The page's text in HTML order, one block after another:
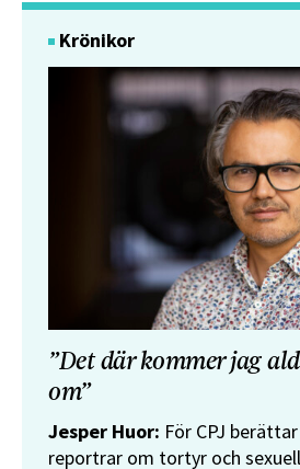
Krönikor
”Det där kommer jag
om”
Jesper Huor: För CPJ
reportrar om tortyr och